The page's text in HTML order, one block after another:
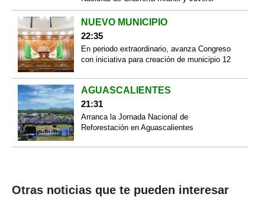
NUEVO MUNICIPIO
22:35
En periodo extraordinario, avanza Congreso
con iniciativa para creación de municipio 12
AGUASCALIENTES
21:31
Arranca la Jornada Nacional de
Reforestación en Aguascalientes
Otras noticias que te pueden interesar